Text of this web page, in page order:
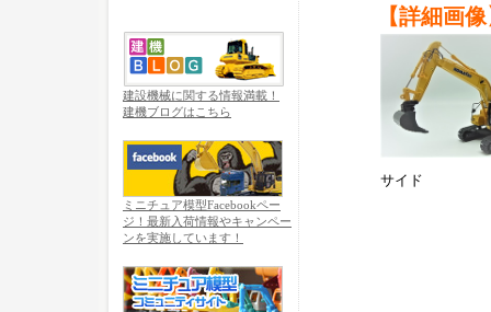
建設機械に関する情報満載！
建機ブログはこちら
ミニチュア模型Facebookペー
ジ！最新入荷情報やキャンペー
ンを実施しています！
【詳細画
サイド